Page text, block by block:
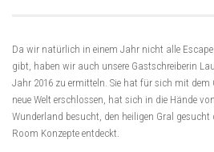
Da wir natürlich in einem Jahr nicht alle
gibt, haben wir auch unsere Gastschreiberin
Jahr 2016 zu ermitteln. Sie hat für sich mit dem
neue Welt erschlossen, hat sich in die Hände
Wunderland besucht, den heiligen Gral gesucht
Room Konzepte entdeckt.